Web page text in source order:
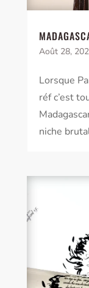
Août 28,
Lorsque
réf c’est
niche